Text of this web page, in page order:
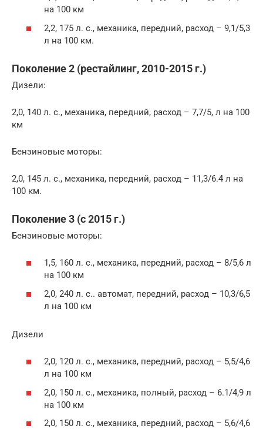
на 100 км
2,2, 175 л. с., механика, передний, расход – 9,1/5,3
л на 100 км.
Поколение 2 (рестайлинг, 2010-2015 г.)
Дизели:
2,0, 140 л. с., механика, передний, расход – 7,7/5, л на 100
км
Бензиновые моторы:
2,0, 145 л. с., механика, передний, расход – 11,3/6.4 л на
100 км.
Поколение 3 (с 2015 г.)
Бензиновые моторы:
1,5, 160 л. с., механика, передний, расход – 8/5,6 л
на 100 км
2,0, 240 л. с.. автомат, передний, расход – 10,3/6,5
л на 100 км
Дизели
2,0, 120 л. с., механика, передний, расход – 5,5/4,6
л на 100 км
2,0, 150 л. с., механика, полный, расход – 6.1/4,9 л
на 100 км
2,0, 150 л. с., механика, передний, расход – 5,6/4,6